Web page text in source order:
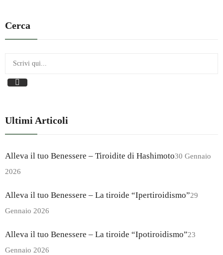
Cerca
Ultimi Articoli
Alleva il tuo Benessere – Tiroidite di Hashimoto30 Gennaio
2026
Alleva il tuo Benessere – La tiroide “Ipertiroidismo”29
Gennaio 2026
Alleva il tuo Benessere – La tiroide “Ipotiroidismo”23
Gennaio 2026